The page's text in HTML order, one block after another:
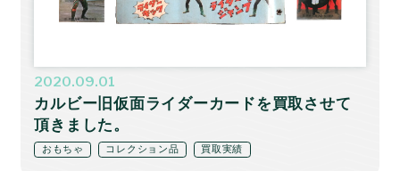
2020.09.01
カルビー旧仮面ライダーカードを買取させて
頂きました。
おもちゃ コレクション品 買取実績